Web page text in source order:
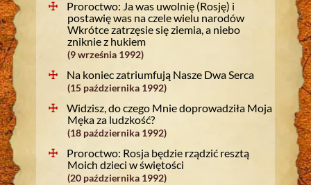
Proroctwo: Ja was uwolnię (Rosję) i
postawię was na czele wielu narodów
Wkrótce zatrzęsie się ziemia, a niebo
zniknie z hukiem
(9 września 1992)
Na koniec zatriumfują Nasze Dwa Serca
(15 października 1992)
Widzisz, do czego Mnie doprowadziła Moja
Męka za ludzkość?
(18 października 1992)
Proroctwo: Rosja będzie rządzić resztą
Moich dzieci w świętości
(20 października 1992)